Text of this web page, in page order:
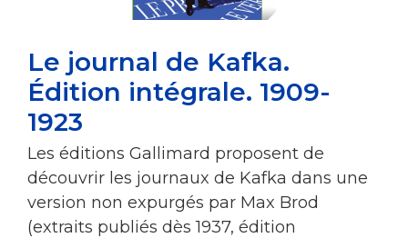
Le journal de Kafka.
Édition intégrale. 1909-
1923
Les éditions Gallimard proposent de
découvrir les journaux de Kafka dans une
version non expurgés par Max Brod
(extraits publiés dès 1937, édition